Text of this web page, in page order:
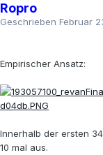
Ropro
Geschrieben Februar
Empirischer Ansatz:
Innerhalb der ersten
10 mal aus.